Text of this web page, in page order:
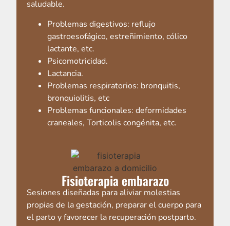
saludable.
Problemas digestivos: reflujo
gastroesofágico, estreñimiento, cólico
lactante, etc.
Psicomotricidad.
Lactancia.
Problemas respiratorios: bronquitis,
bronquiolitis, etc
Problemas funcionales: deformidades
craneales, Torticolis congénita, etc.
Fisioterapia embarazo
Sesiones diseñadas para aliviar molestias
propias de la gestación, preparar el cuerpo para
el parto y favorecer la recuperación postparto.